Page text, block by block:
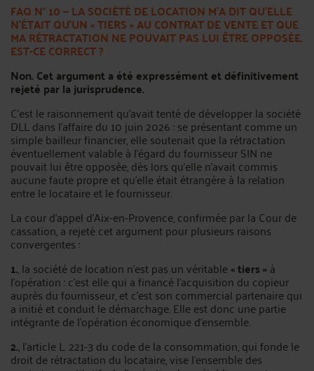
FAQ N° 10 — LA SOCIÉTÉ DE LOCATION M’A DIT QU’ELLE
N’ÉTAIT QU’UN« TIERS »AU CONTRAT DE VENTE ET QUE
MA RÉTRACTATION NE POUVAIT PAS LUI ÊTRE OPPOSÉE.
EST-CE CORRECT ?
Non. Cet argument a été expressément et définitivement
rejeté par la jurisprudence.
C’est le raisonnement qu’avait tenté de développer la société
DLL dans l’affaire du 10 juin 2026 : se présentant comme un
simple bailleur financier, elle soutenait que la rétractation
éventuellement valable à l’égard du fournisseur SIN ne
pouvait lui être opposée, dès lors qu’elle n’avait commis
aucune faute propre et qu’elle était étrangère à la relation
entre le locataire et le fournisseur.
La cour d’appel d’Aix-en-Provence, confirmée par la Cour de
cassation, a rejeté cet argument pour plusieurs raisons
convergentes :
1., la société de location n’est pas un véritable« tiers »à
l’opération : c’est elle qui a financé l’acquisition du copieur
auprès du fournisseur, et c’est son commercial partenaire qui
a initié et conduit le démarchage. Elle est donc une partie
intégrante de l’opération économique d’ensemble.
2., l’article L. 221-3 du code de la consommation, qui fonde le
droit de rétractation du locataire, vise l’ensemble des